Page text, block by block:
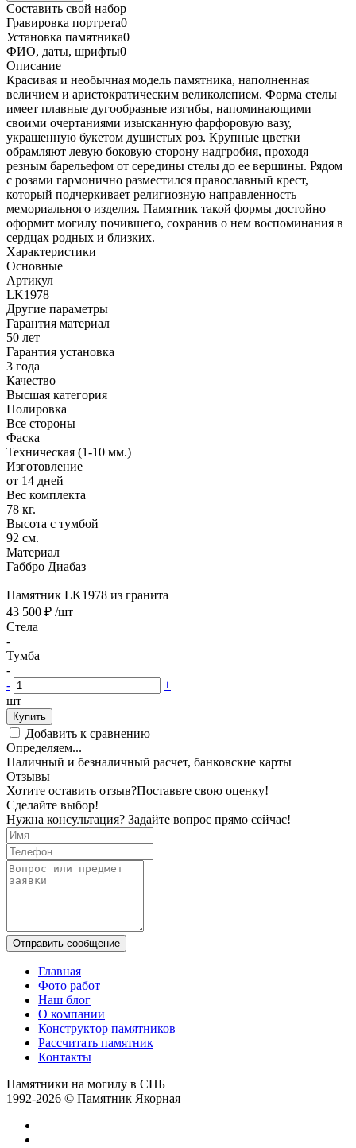
Составить свой набор
Гравировка портрета0
Установка памятника0
ФИО, даты, шрифты0
Описание
Красивая и необычная модель памятника, наполненная
величием и аристократическим великолепием. Форма стелы
имеет плавные дугообразные изгибы, напоминающими
своими очертаниями изысканную фарфоровую вазу,
украшенную букетом душистых роз. Крупные цветки
обрамляют левую боковую сторону надгробия, проходя
резным барельефом от середины стелы до ее вершины. Рядом
с розами гармонично разместился православный крест,
который подчеркивает религиозную направленность
мемориального изделия. Памятник такой формы достойно
оформит могилу почившего, сохранив о нем воспоминания в
сердцах родных и близких.
Характеристики
Основные
Артикул
LK1978
Другие параметры
Гарантия материал
50 лет
Гарантия установка
3 года
Качество
Высшая категория
Полировка
Все стороны
Фаска
Техническая (1-10 мм.)
Изготовление
от 14 дней
Вес комплекта
78 кг.
Высота с тумбой
92 см.
Материал
Габбро Диабаз
Памятник LK1978 из гранита
43 500 ₽ /шт
Стела
-
Тумба
-
-
+
шт
Купить
Добавить к сравнению
Определяем...
Наличный и безналичный расчет, банковские карты
Отзывы
Хотите оставить отзыв?Поставьте свою оценку!
Сделайте выбор!
Нужна консультация? Задайте вопрос прямо сейчас!
Отправить сообщение
Главная
Фото работ
Наш блог
О компании
Конструктор памятников
Рассчитать памятник
Контакты
Памятники на могилу в СПБ
1992-2026 © Памятник Якорная